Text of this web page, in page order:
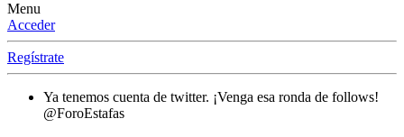
Menu
Acceder
Regístrate
Ya tenemos cuenta de twitter. ¡Venga esa ronda de follows!
@ForoEstafas